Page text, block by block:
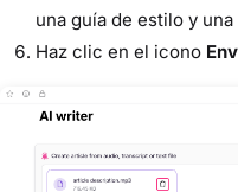
una guía de estilo y
Haz clic en el icono